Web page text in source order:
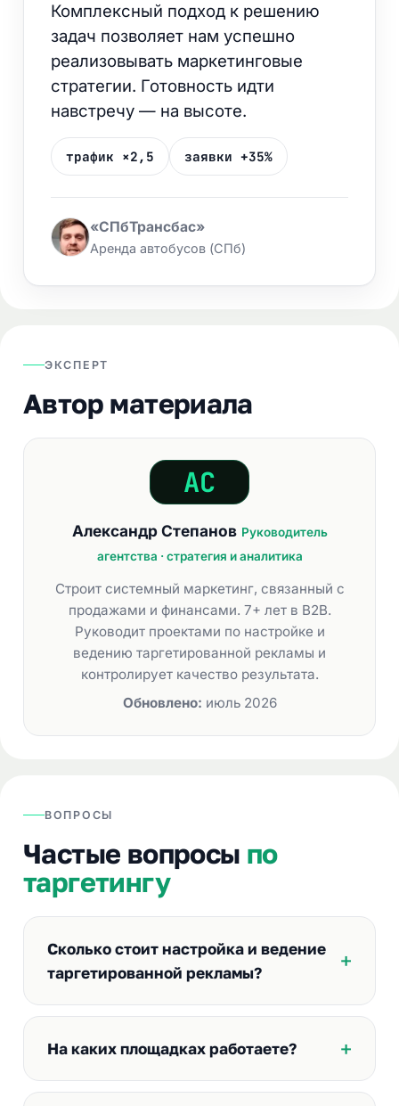
Комплексный подход к решению
задач позволяет нам успешно
реализовывать маркетинговые
стратегии. Готовность идти
навстречу — на высоте.
трафик ×2,5 заявки +35%
«СПбТрансбас»
Аренда автобусов (СПб)
ЭКСПЕРТ
Автор материала
Александр Степанов Руководитель
агентства · стратегия и аналитика
Строит системный маркетинг, связанный с
продажами и финансами. 7+ лет в B2B.
Руководит проектами по настройке и
ведению таргетированной рекламы и
контролирует качество результата.
Обновлено: июль 2026
ВОПРОСЫ
Частые вопросы по
таргетингу
Сколько стоит настройка и ведение
таргетированной рекламы?
На каких площадках работаете?